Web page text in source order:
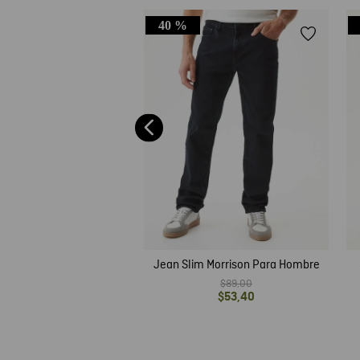
40 %
Jean Slim Morrison Para Hombre
$89,00
$53,40